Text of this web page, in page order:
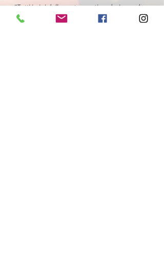
"Tutti i vini della nostra cantina derivano da un
lungo percorso di ricerca, iniziato nel 1995 con